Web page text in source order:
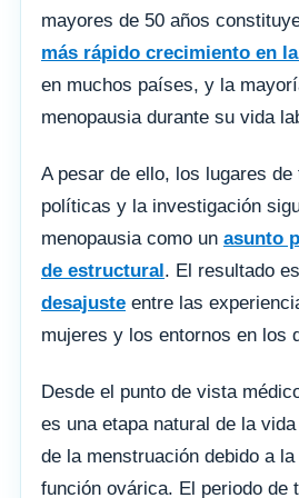
mayores de 50 años
más rápido crecimiento en
en muchos países, y la
menopausia durante su vida
A pesar de ello, los lugares de
políticas y la investigación
menopausia como un asunto
de estructural. El resultado
desajuste entre las
mujeres y los entornos en los
Desde el punto de vista
es una etapa natural de la
de la menstruación debido a
función ovárica. El periodo de